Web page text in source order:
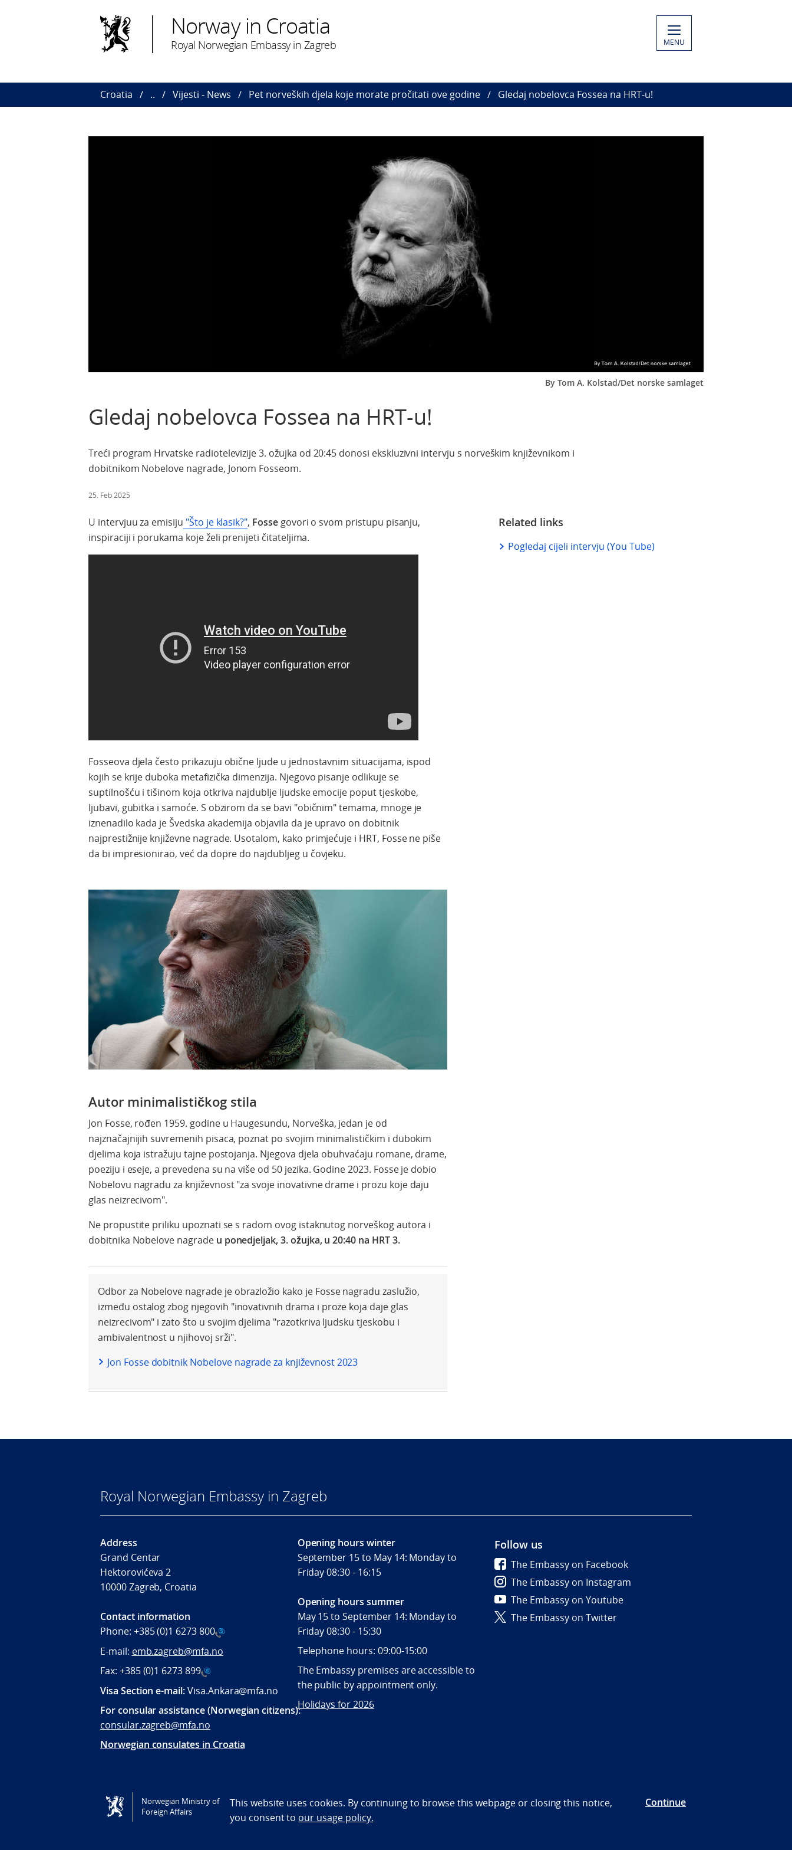
Norway in Croatia
Royal Norwegian Embassy in Zagreb MENU
Croatia .. Vijesti - News Pet norveških djela koje morate pročitati ove godine Gledaj nobelovca Fossea na HRT-u!
By Tom A. Kolstad/Det norske samlaget
Gledaj nobelovca Fossea na HRT-u!
Treći program Hrvatske radiotelevizije 3. ožujka od 20:45 donosi ekskluzivni intervju s norveškim književnikom i
dobitnikom Nobelove nagrade, Jonom Fosseom.
25. Feb 2025
U intervjuu za emisiju "Što je klasik?", Fossegovori o svom pristupu pisanju,
inspiraciji i porukama koje želi prenijeti čitateljima.
Fosseova djela često prikazuju obične ljude u jednostavnim situacijama, ispod
kojih se krije duboka metafizička dimenzija. Njegovo pisanje odlikuje se
suptilnošću i tišinom koja otkriva najdublje ljudske emocije poput tjeskobe,
ljubavi, gubitka i samoće. S obzirom da se bavi "običnim" temama, mnoge je
iznenadilo kada je Švedska akademija objavila da je upravo on dobitnik
najprestižnije književne nagrade. Usotalom, kako primjećuje i HRT, Fosse ne piše
da bi impresionirao, već da dopre do najdubljeg u čovjeku.
Autor minimalističkog stila
Jon Fosse, rođen 1959. godine u Haugesundu, Norveška, jedan je od
najznačajnijih suvremenih pisaca, poznat po svojim minimalističkim i dubokim
djelima koja istražuju tajne postojanja. Njegova djela obuhvaćaju romane, drame,
poeziju i eseje, a prevedena su na više od 50 jezika. Godine 2023. Fosse je dobio
Nobelovu nagradu za književnost "za svoje inovativne drame i prozu koje daju
glas neizrecivom".
Ne propustite priliku upoznati se s radom ovog istaknutog norveškog autora i
dobitnika Nobelove nagrade u ponedjeljak, 3. ožujka, u 20:40 na HRT 3.
Odbor za Nobelove nagrade je obrazložio kako je Fosse nagradu zaslužio,
između ostalog zbog njegovih "inovativnih drama i proze koja daje glas
neizrecivom" i zato što u svojim djelima "razotkriva ljudsku tjeskobu i
ambivalentnost u njihovoj srži".
Jon Fosse dobitnik Nobelove nagrade za književnost 2023
Related links
Pogledaj cijeli intervju (You Tube)
Royal Norwegian Embassy in Zagreb
Address
Grand Centar
Hektorovićeva 2
10000 Zagreb, Croatia
Contact information
Phone: +385 (0)1 6273 800
E-mail: emb.zagreb@mfa.no
Fax: +385 (0)1 6273 899
Visa Section e-mail:Visa.Ankara@mfa.no
For consular assistance (Norwegian citizens):
consular.zagreb@mfa.no
Norwegian consulates in Croatia
Opening hours winter
September 15 to May 14: Monday to
Friday 08:30 - 16:15
Opening hours summer
May 15 to September 14: Monday to
Friday 08:30 - 15:30
Telephone hours: 09:00-15:00
The Embassy premises are accessible to
the public by appointment only.
Holidays for 2026
Follow us
The Embassy on Facebook
The Embassy on Instagram
The Embassy on Youtube
The Embassy on Twitter
Tilgjengelighetserklæring / Accessibility statement (NO)
Norwegian Ministry of
Foreign Affairs
This website uses cookies. By continuing to browse this webpage or closing this notice,
you consent to our usage policy.
Continue